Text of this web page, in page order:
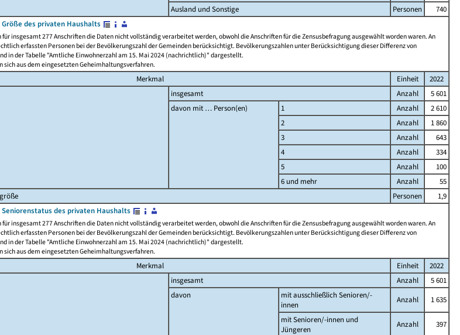
Ausland und Sonstige
Personen
740
des privaten Haushalts
insgesamt 277 Anschriften die Daten nicht vollständig verarbeitet werden, obwohl die Anschriften für die Zensusbefragung ausgewählt worden waren. An
erfassten Personen bei der Bevölkerungszahl der Gemeinden berücksichtigt. Bevölkerungszahlen unter Berücksichtigung dieser Differenz von
in der Tabelle "Amtliche Einwohnerzahl am 15. Mai 2024 (nachrichtlich)" dargestellt.
sich aus dem eingesetzten Geheimhaltungsverfahren.
Merkmal Einheit
2022
insgesamt Anzahl
5 601
davon mit … Person(en)
1 Anzahl
2 610
2
Anzahl
1 860
3
Anzahl
643
4
Anzahl
334
5
Anzahl
100
6 und mehr
Anzahl
55
Personen
1,9
des privaten Haushalts
insgesamt 277 Anschriften die Daten nicht vollständig verarbeitet werden, obwohl die Anschriften für die Zensusbefragung ausgewählt worden waren. An
erfassten Personen bei der Bevölkerungszahl der Gemeinden berücksichtigt. Bevölkerungszahlen unter Berücksichtigung dieser Differenz von
in der Tabelle "Amtliche Einwohnerzahl am 15. Mai 2024 (nachrichtlich)" dargestellt.
sich aus dem eingesetzten Geheimhaltungsverfahren.
Merkmal Einheit
2022
insgesamt Anzahl
5 601
davon
mit ausschließlich Senioren/-
innen
Anzahl
1 635
mit Senioren/-innen und
Jüngeren
Anzahl
397